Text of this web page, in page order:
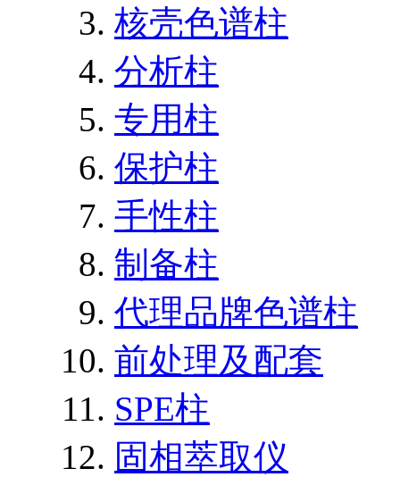
核壳色谱柱
分析柱
专用柱
保护柱
手性柱
制备柱
代理品牌色谱柱
前处理及配套
SPE柱
固相萃取仪